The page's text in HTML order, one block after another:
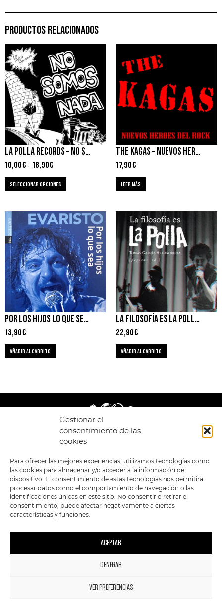
Gestionar el
consentimiento de las
cookies
Para ofrecer las mejores experiencias, utilizamos tecnologías como
las cookies para almacenar y/o acceder a la información del
dispositivo. El consentimiento de estas tecnologías nos permitirá
procesar datos como el comportamiento de navegación o las
identificaciones únicas en este sitio. No consentir o retirar el
consentimiento, puede afectar negativamente a ciertas
características y funciones.
ACEPTAR
DENEGAR
VER PREFERENCIAS
PRODUCTOS RELACIONADOS
LA POLLA RECORDS – NO SOMOS NADA
10,00€ - 18,90€
SELECCIONAR OPCIONES
THE KAGAS – NUEVOS HEROES DEL ROCK
17,90€
LEER MÁS
POR LOS HIJOS LO QUE SEA – EVARISTO
13,90€
AÑADIR AL CARRITO
LA FILOSOFÍA ES LA POLLA – TOMAS GARCIA AZKONOBIETA
22,90€
AÑADIR AL CARRITO
LEGAL
POLÍTICA DE
PRIVACIDAD
TÉRMINOS Y
CONDICIONES
GENERALES DE LA
POLÍTICA DE COOKIES
ENLACES
TIENDA
ESTILOS
FORMATOS
PREVENTAS
OFERTAS
MERCHANDISING